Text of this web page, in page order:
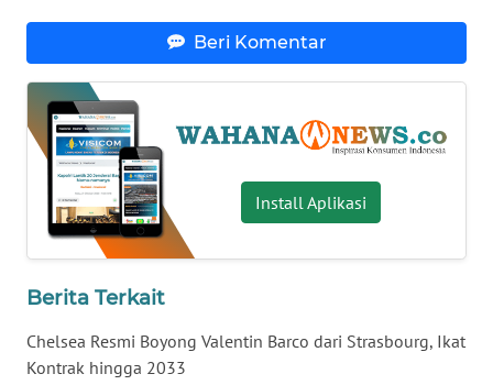
Beri Komentar
Install Aplikasi
Berita Terkait
Chelsea Resmi Boyong Valentin Barco dari Strasbourg, Ikat
Kontrak hingga 2033
WN
WN
JAMBI
WN
SULTRA
NTB
WN
SULTENG